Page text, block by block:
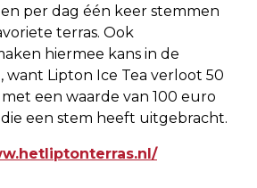
per dag één keer stemmen
terras. Ook
hiermee kans in de
want Lipton Ice Tea verloot 50
een waarde van 100 euro
een stem heeft uitgebracht.